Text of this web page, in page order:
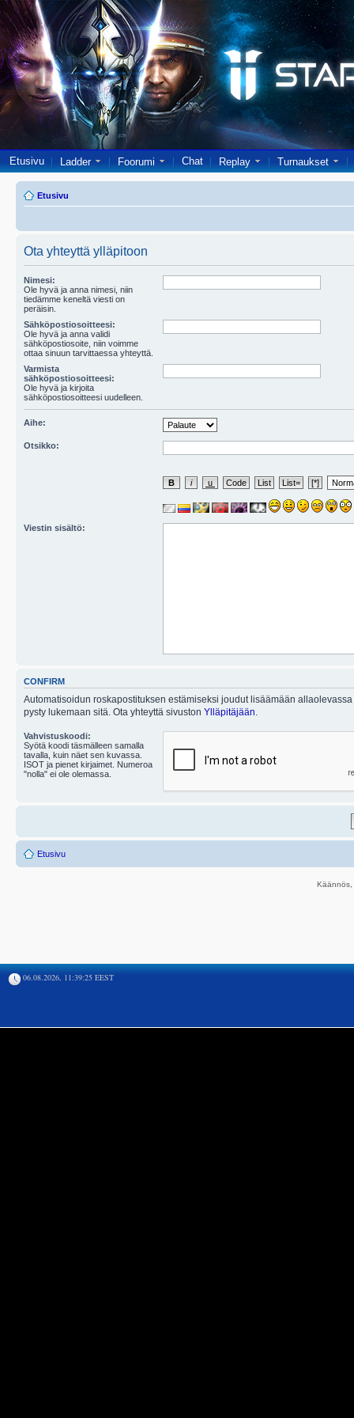
Etusivu Ladder Foorumi Chat Replay Turnaukset
Etusivu
Ota yhteyttä ylläpitoon
Nimesi:
Ole hyvä ja anna nimesi, niin
tiedämme keneltä viesti on
peräisin.
Sähköpostiosoitteesi:
Ole hyvä ja anna validi
sähköpostiosoite, niin voimme
ottaa sinuun tarvittaessa yhteyttä.
Varmista
sähköpostiosoitteesi:
Ole hyvä ja kirjoita
sähköpostiosoitteesi uudelleen.
Aihe:
Otsikko:
Viestin sisältö:
CONFIRM
Automatisoidun roskapostituksen estämiseksi joudut lisäämään
pysty lukemaan sitä. Ota yhteyttä sivuston Ylläpitäjään
Vahvistuskoodi:
Syötä koodi täsmälleen samalla
tavalla, kuin näet sen kuvassa.
ISOT ja pienet kirjaimet. Numeroa
"nolla" ei ole olemassa.
Etusivu
06.08.2026, 11:39:25 EEST